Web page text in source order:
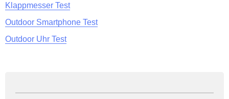
Klappmesser Test
Outdoor Smartphone Test
Outdoor Uhr Test